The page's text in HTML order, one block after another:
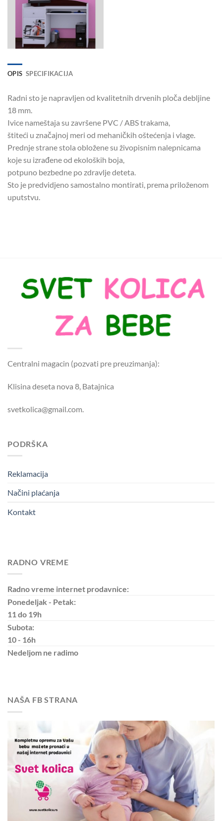
OPIS SPECIFIKACIJA
Radni sto je napravljen od kvalitetnih drvenih ploča debljine
18 mm.
Ivice nameštaja su završene PVC / ABS trakama,
štiteći u značajnoj meri od mehaničkih oštećenja i vlage.
Prednje strane stola obložene su živopisnim nalepnicama
koje su izrađene od ekoloških boja,
potpuno bezbedne po zdravlje deteta.
Sto je predvidjeno samostalno montirati, prema priloženom
uputstvu.
Centralni magacin (pozvati pre preuzimanja):
Klisina deseta nova 8, Batajnica
svetkolica@gmail.com.
PODRŠKA
Reklamacija
Načini plaćanja
Kontakt
RADNO VREME
Radno vreme internet prodavnice:
Ponedeljak - Petak:
11 do 19h
Subota:
10 - 16h
Nedeljom ne radimo
NAŠA FB STRANA